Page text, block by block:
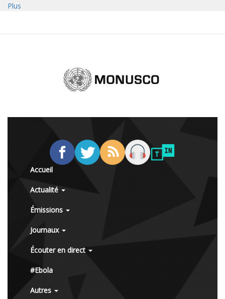
Plus
Accueil
Actualité
Émissions
Journaux
Écouter en direct
#Ebola
Autres